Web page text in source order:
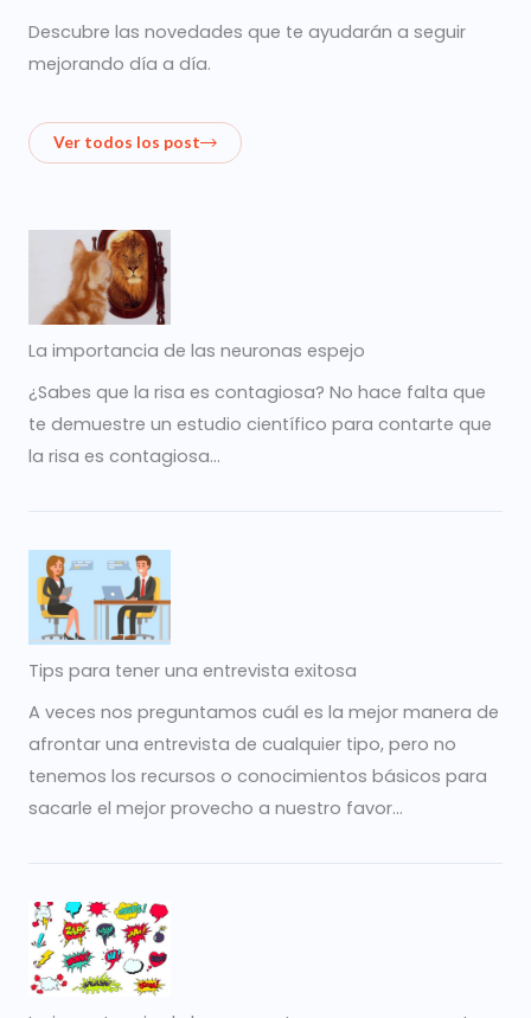
Descubre las novedades que te ayudarán a seguir
mejorando día a día.
Ver todos los post
La importancia de las neuronas espejo
¿Sabes que la risa es contagiosa? No hace falta que
te demuestre un estudio científico para contarte que
la risa es contagiosa…
Tips para tener una entrevista exitosa
A veces nos preguntamos cuál es la mejor manera de
afrontar una entrevista de cualquier tipo, pero no
tenemos los recursos o conocimientos básicos para
sacarle el mejor provecho a nuestro favor...